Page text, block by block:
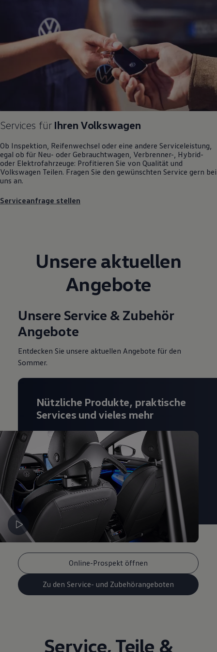
Motorenöl und Flüssigkeiten
Pannen- und Unfallhilfe
Economy Service
Volkswagen Teile
Zubehör
Modellspezifisches Zubehör
Schutz und Pflege
Transport
Entertainment und Elektronik
Individualisieren
Wallbox und Ladekabel
Digitale Extras
Dienste für Ihr Modell finden
Volkswagen Apps, Login und Shop
Updates für Software, Karten und Radio
Über Ihr Auto
Vorgängermodelle
Kundeninformationen
Assistenzsysteme
Elektromobilität
Volkswagen R
Pannen- und Unfallhilfe
Volkswagen Kundenbetreuung
Services für Ihren Volkswagen
Ob Inspektion, Reifenwechsel oder eine andere Serviceleistung,
egal ob für Neu- oder Gebrauchtwagen , Verbrenner-, Hybrid-
oder Elektrofahrzeuge: Profitieren Sie von Qualität und
Volkswagen Teilen. Fragen Sie den gewünschten Service gern bei
uns an.
Serviceanfrage stellen
Unsere aktuellen
Angebote
Unsere Service & Zubehör
Angebote
Entdecken Sie unsere aktuellen Angebote für den
Sommer.
Online-Prospekt öffnen
Zu den Service- und Zubehörangeboten
Nützliche Produkte, praktische
Services und vieles mehr
Service, Teile &